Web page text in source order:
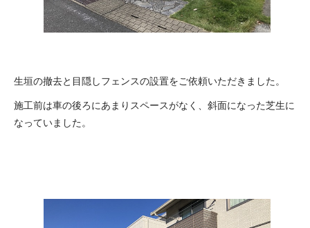
生垣の撤去と目隠しフェンスの設置をご依頼いただきました。
施工前は車の後ろにあまりスペースがなく、斜面になった芝生に
なっていました。